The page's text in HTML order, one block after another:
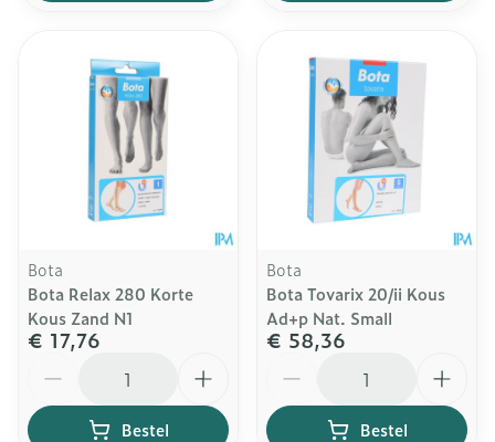
Bota
Bota Relax 280 Korte
Kous Zand N1
€ 17,76
Bestel
Bota
Bota Tovarix 20/ii Kous
Ad+p Nat. Small
€ 58,36
Bestel